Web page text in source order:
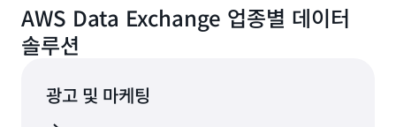
AWS Data Exchange 업종별 데이터
솔루션
광고 및 마케팅